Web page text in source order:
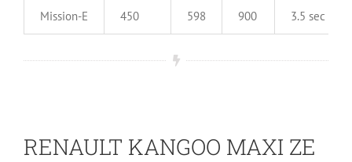
Mission-E 450 598 900 3.5 sec
RENAULT KANGOO MAXI ZE